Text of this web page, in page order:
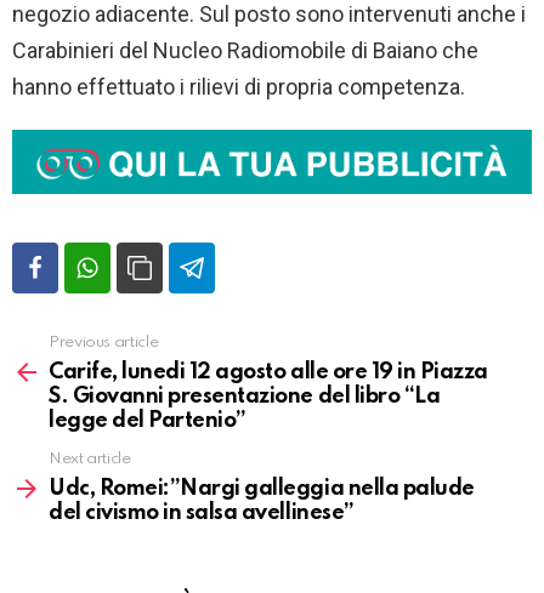
negozio adiacente. Sul posto sono intervenuti anche i
Carabinieri del Nucleo Radiomobile di Baiano che
hanno effettuato i rilievi di propria competenza.
Vedi
altro
Previous article
Carife, lunedi 12 agosto alle ore 19 in Piazza
S. Giovanni presentazione del libro “La
legge del Partenio”
Next article
Udc, Romei:”Nargi galleggia nella palude
del civismo in salsa avellinese”